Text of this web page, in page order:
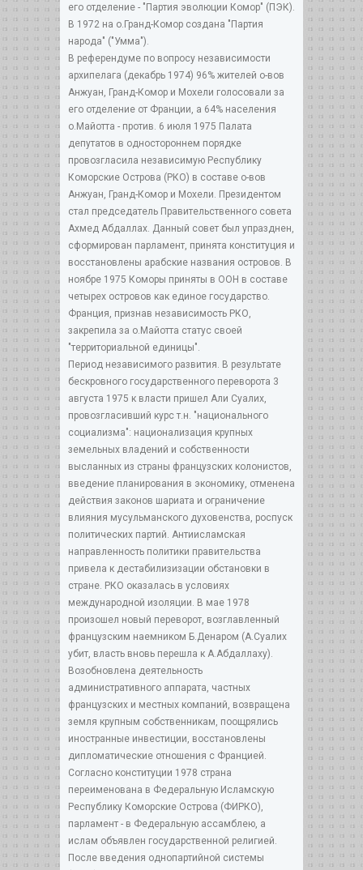
его отделение - "Партия эволюции Комор" (ПЭК).
В 1972 на о.Гранд-Комор создана "Партия
народа" ("Умма").
В референдуме по вопросу независимости
архипелага (декабрь 1974) 96% жителей о-вов
Анжуан, Гранд-Комор и Мохели голосовали за
его отделение от Франции, а 64% населения
о.Майотта - против. 6 июля 1975 Палата
депутатов в одностороннем порядке
провозгласила независимую Республику
Коморские Острова (РКО) в составе о-вов
Анжуан, Гранд-Комор и Мохели. Президентом
стал председатель Правительственного совета
Ахмед Абдаллах. Данный совет был упразднен,
сформирован парламент, принята конституция и
восстановлены арабские названия островов. В
ноябре 1975 Коморы приняты в ООН в составе
четырех островов как единое государство.
Франция, признав независимость РКО,
закрепила за о.Майотта статус своей
"территориальной единицы".
Период независимого развития. В результате
бескровного государственного переворота 3
августа 1975 к власти пришел Али Суалих,
провозгласивший курс т.н. "национального
социализма": национализация крупных
земельных владений и собственности
высланных из страны французских колонистов,
введение планирования в экономику, отменена
действия законов шариата и ограничение
влияния мусульманского духовенства, роспуск
политических партий. Антиисламская
направленность политики правительства
привела к дестабилизизации обстановки в
стране. РКО оказалась в условиях
международной изоляции. В мае 1978
произошел новый переворот, возглавленный
французским наемником Б.Денаром (А.Суалих
убит, власть вновь перешла к А.Абдаллаху).
Возобновлена деятельность
административного аппарата, частных
французских и местных компаний, возвращена
земля крупным собственникам, поощрялись
иностранные инвестиции, восстановлены
дипломатические отношения с Францией.
Согласно конституции 1978 страна
переименована в Федеральную Исламскую
Республику Коморские Острова (ФИРКО),
парламент - в Федеральную ассамблею, а
ислам объявлен государственной религией.
После введения однопартийной системы